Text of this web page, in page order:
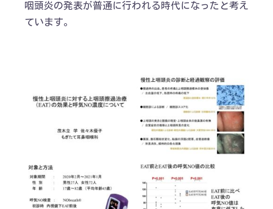
咽頭炎の発表が普通に行われる時代になったと考え
ています。